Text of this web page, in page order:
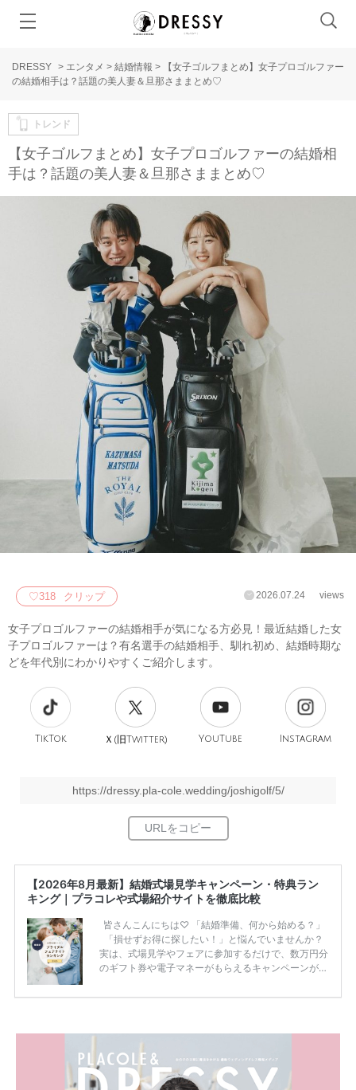
DRESSY > エンタメ > 結婚情報 >
【女子ゴルフまとめ】女子プロゴルファー
の結婚相手は？話題の美人妻＆旦那さままとめ♡
トレンド
【女子ゴルフまとめ】女子プロゴルファーの結婚相
手は？話題の美人妻＆旦那さままとめ♡
♡318 クリップ 2026.07.24 views
女子プロゴルファーの結婚相手が気になる方必見！最近結婚した女
子プロゴルファーは？有名選手の結婚相手、馴れ初め、結婚時期な
どを年代別にわかりやすくご紹介します。
TikTok Ｘ(旧Twitter) YouTube Instagram
https://dressy.pla-cole.wedding/joshigolf/5/
【2026年8月最新】結婚式場見学キャンペーン・特典ラン
キング｜プラコレや式場紹介サイトを徹底比較
皆さんこんにちは♡ 「結婚準備、何から始める？」
「損せずお得に探したい！」と悩んでいませんか？
実は、式場見学やフェアに参加するだけで、数万円分
のギフト券や電子マネーがもらえるキャンペーンがあ
ため、比較せずに選ぶと損をしてしまうことも……。
内容：特典金額・条件・応募方法・注意点 「どこが
一番お得？」「プラコレの特典は？」といった疑問も
解決します。 まずは診断で候補を絞れる「ウェディ